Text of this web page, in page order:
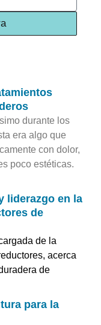
durante los
era algo que
con dolor,
poco estéticas.
liderazgo en la
de
de la
acerca
de
para la